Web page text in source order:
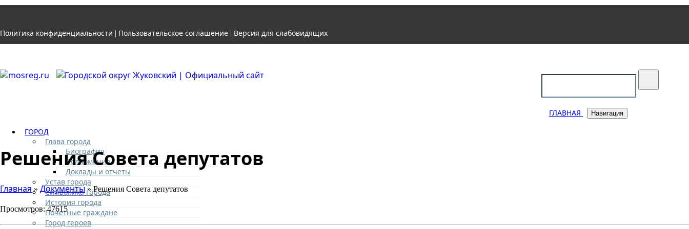
Политика конфиденциальности | Пользовательское соглашение | Версия для слабовидящих
ГЛАВНАЯ Навигация
ГОРОД
Глава города
Биография
Полномочия
Доклады и отчеты
Устав города
Символика города
История города
Почетные граждане
Город героев
Решения Совета депутатов
Главная » Документы» Решения Совета депутатов
Просмотров: 47615